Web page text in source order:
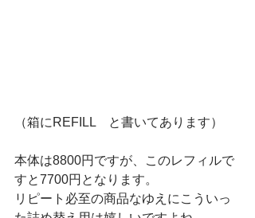
（箱にREFILL　と書いてあります）
本体は8800円ですが、このレフィルで
すと7700円となります。
リピート必至の商品なゆえにこういっ